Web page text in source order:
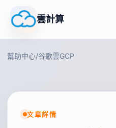
雲計算
幫助中心/谷歌雲GCP
文章詳情